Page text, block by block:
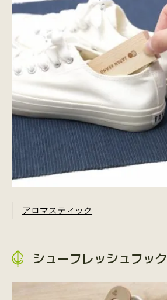
アロマスティック
シューフレッシュフック